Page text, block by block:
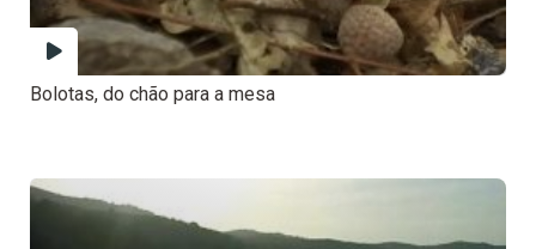
Bolotas, do chão para a mesa